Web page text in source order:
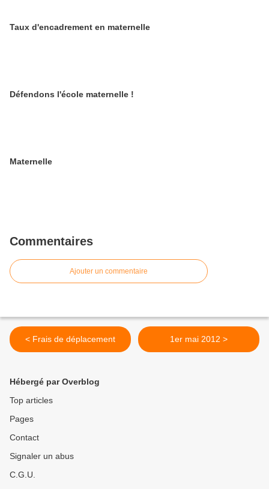
Taux d'encadrement en maternelle
Défendons l'école maternelle !
Maternelle
Commentaires
Ajouter un commentaire
< Frais de déplacement 1er mai 2012 >
Hébergé par Overblog
Top articles
Pages
Contact
Signaler un abus
C.G.U.